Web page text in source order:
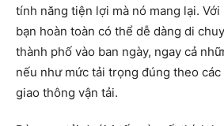
tính năng tiện lợi mà nó mang lại.
bạn hoàn toàn có thể dễ dàng di
thành phố vào ban ngày, ngay cả
nếu như mức tải trọng đúng theo
giao thông vận tải.